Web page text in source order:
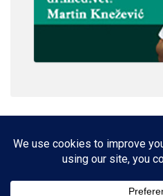
IMPRESSUM